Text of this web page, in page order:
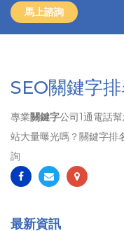
馬上諮詢
SEO關鍵字排
專業關鍵字公司1通電話
站大量曝光嗎？關鍵字排
詢
最新資訊